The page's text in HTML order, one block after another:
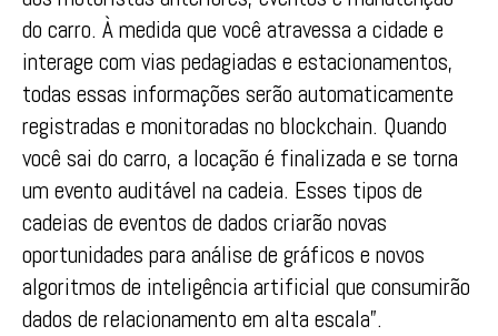
do carro. À medida que você atravessa a cidade e
interage com vias pedagiadas e estacionamentos,
todas essas informações serão automaticamente
registradas e monitoradas no blockchain. Quando
você sai do carro, a locação é finalizada e se torna
um evento auditável na cadeia. Esses tipos de
cadeias de eventos de dados criarão novas
oportunidades para análise de gráficos e novos
algoritmos de inteligência artificial que consumirão
dados de relacionamento em alta escala”.